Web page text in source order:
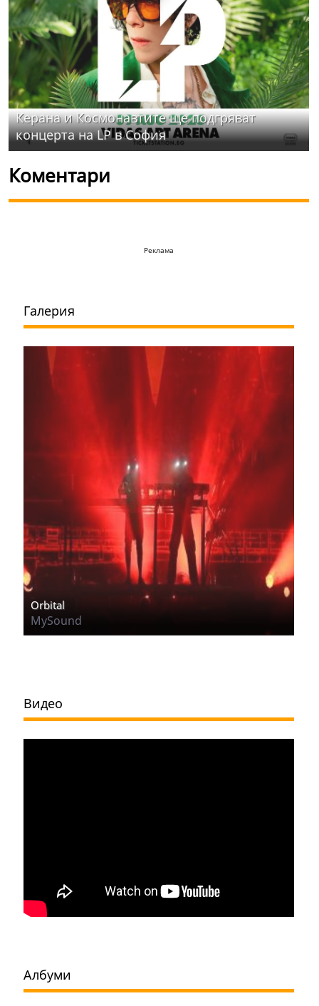
Керана и Космонавтите ще подгряват
концерта на LP в София
Коментари
Реклама
Галерия
Orbital
MySound
Видео
Албуми